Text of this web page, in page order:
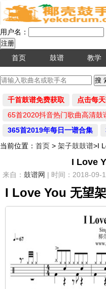
用户名：
首页 鼓谱 教学
千首鼓谱免费获取
点击每
65首2020抖音热门歌曲高清鼓
365首2019年每日一谱合集
当前位置： 首页 > 架子鼓鼓谱>I
I Love
来自： 鼓谱网 | 时间：2018-09-
I Love You 无望